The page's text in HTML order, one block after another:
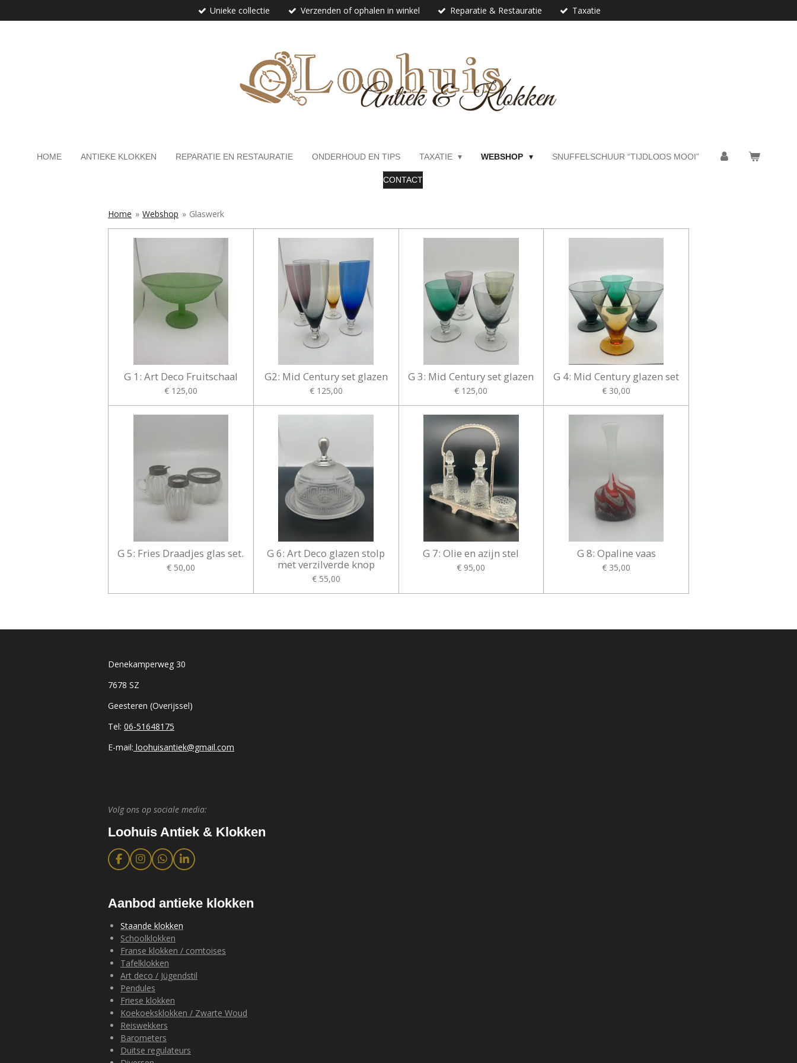
direct
Unieke collectie Verzenden of ophalen in winkel Reparatie & Restauratie Taxatie
HOME ANTIEKE KLOKKEN REPARATIE EN RESTAURATIE ONDERHOUD EN TIPS TAXATIE WEBSHOP SNUFFELSCHUUR “TIJDLOOS MOOI”
CONTACT
Home » Webshop » Glaswerk
G 1: Art Deco Fruitschaal
€ 125,00
G2: Mid Century set glazen
€ 125,00
G 3: Mid Century set glazen
€ 125,00
G 4: Mid Century glazen set
€ 30,00
G 5: Fries Draadjes glas set.
€ 50,00
G 6: Art Deco glazen stolp
met verzilverde knop
€ 55,00
G 7: Olie en azijn stel
€ 95,00
G 8: Opaline vaas
€ 35,00
Denekamperweg 30
7678 SZ
Geesteren (Overijssel)
Tel: 06-51648175
E-mail: loohuisantiek@gmail.com
Volg ons op sociale media:
Loohuis Antiek & Klokken
F
a
b
o
k
I
n
a
g
a
m
W
h
s
A
p
p
L
i
e
d
Aanbod antieke klokken
Staande klokken
Schoolklokken
Franse klokken / comtoises
Tafelklokken
Art deco / Jügendstil
Pendules
Friese klokken
Koekoeksklokken / Zwarte Woud
Reiswekkers
Barometers
Duitse regulateurs